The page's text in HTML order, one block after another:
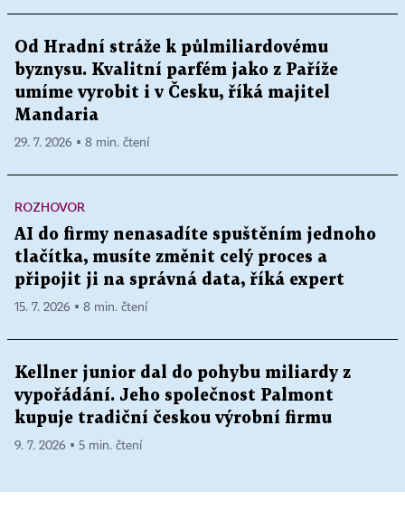
Od Hradní stráže k půlmiliardovému
byznysu. Kvalitní parfém jako z Paříže
umíme vyrobit i v Česku, říká majitel
Mandaria
29. 7. 2026 ▪ 8 min. čtení
ROZHOVOR
AI do firmy nenasadíte spuštěním jednoho
tlačítka, musíte změnit celý proces a
připojit ji na správná data, říká expert
15. 7. 2026 ▪ 8 min. čtení
Kellner junior dal do pohybu miliardy z
vypořádání. Jeho společnost Palmont
kupuje tradiční českou výrobní firmu
9. 7. 2026 ▪ 5 min. čtení